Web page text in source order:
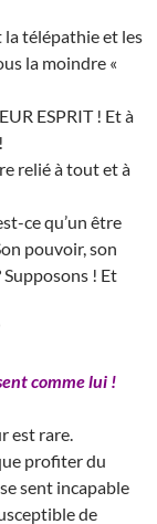
la télépathie et les
la moindre «
ESPRIT ! Et à
relié à tout et à
ce qu’un être
pouvoir, son
Supposons ! Et
comme lui !
est rare.
profiter du
sent incapable
de